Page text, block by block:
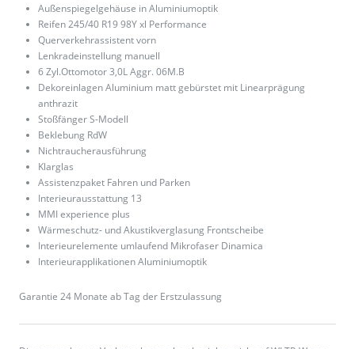
Außenspiegelgehäuse in Aluminiumoptik
Reifen 245/40 R19 98Y xl Performance
Querverkehrassistent vorn
Lenkradeinstellung manuell
6 Zyl.Ottomotor 3,0L Aggr. 06M.B
Dekoreinlagen Aluminium matt gebürstet mit Linearprägung
anthrazit
Stoßfänger S-Modell
Beklebung RdW
Nichtraucherausführung
Klarglas
Assistenzpaket Fahren und Parken
Interieurausstattung 13
MMI experience plus
Wärmeschutz- und Akustikverglasung Frontscheibe
Interieurelemente umlaufend Mikrofaser Dinamica
Interieurapplikationen Aluminiumoptik
Garantie 24 Monate ab Tag der Erstzulassung